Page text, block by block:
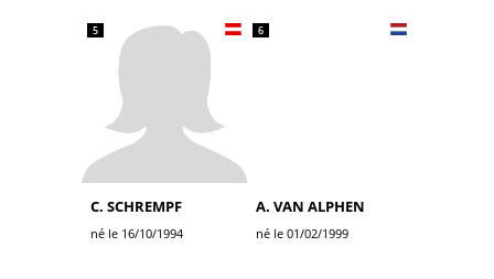
5
C. SCHREMPF
né le 16/10/1994
6
A. VAN ALPHEN
né le 01/02/1999